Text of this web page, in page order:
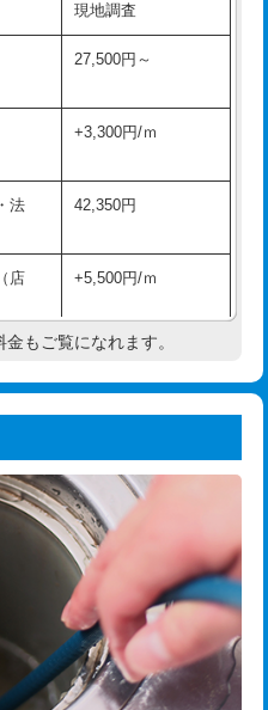
現場見積
16,500円
現場見積
です。
16,500円
5,500円
ド止
5,500円
し作
11,000円
使
銅
44,000円
銅
+8,800円
作
11,000円~
） 55,000円
現地調査
27,500円～
+3,300円/ｍ
法
42,350円
店
+5,500円/ｍ
現地調査
+3,300円
33,000円
8,800円
・修
業）
11,000円
もご覧になれます。